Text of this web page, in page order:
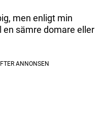
men enligt min
sämre domare eller